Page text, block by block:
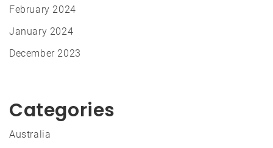
February 2024
January 2024
December 2023
Categories
Australia